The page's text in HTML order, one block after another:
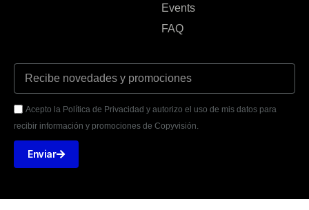
Events
FAQ
Acepto la Política de Privacidad y autorizo el uso de mis datos para
recibir información y promociones de Copyvisión.
Enviar